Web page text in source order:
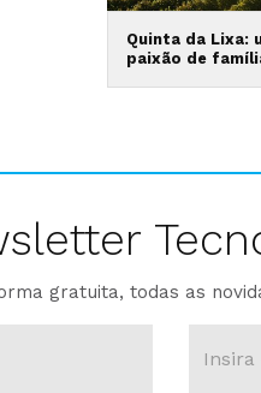
Quinta da Lixa:
paixão de
gratuita, todas as